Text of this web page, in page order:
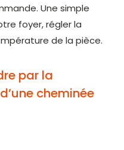
Une simple
foyer, régler la
de la pièce.
par la
cheminée